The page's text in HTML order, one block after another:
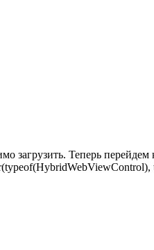
загрузить. Теперь